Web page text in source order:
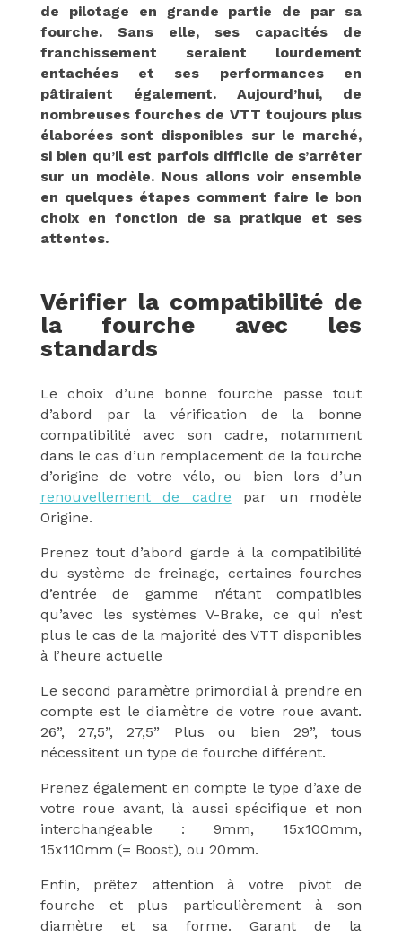
de pilotage en grande partie de par sa
fourche. Sans elle, ses capacités de
franchissement seraient lourdement
entachées et ses performances en
pâtiraient également.Aujourd’hui, de
nombreuses fourches de VTT toujours plus
élaborées sont disponibles sur le marché,
si bien qu’il est parfois difficile de s’arrêter
sur un modèle. Nous allons voir ensemble
en quelques étapes comment faire le bon
choix en fonction de sa pratique et ses
attentes.
Vérifier la compatibilité de
la fourche avec les
standards
Le choix d’une bonne fourche passe tout
d’abord par la vérification de la bonne
compatibilité avec son cadre, notamment
dans le cas d’un remplacement de la fourche
d’origine de votre vélo, ou bien lors d’un
renouvellement de cadre par un modèle
Origine.
Prenez tout d’abord garde à la compatibilité
du système de freinage, certaines fourches
d’entrée de gamme n’étant compatibles
qu’avec les systèmes V-Brake, ce qui n’est
plus le cas de la majorité des VTT disponibles
à l’heure actuelle
Le second paramètre primordial à prendre en
compte est le diamètre de votre roue avant.
26”, 27,5”, 27,5” Plus ou bien 29”, tous
nécessitent un type de fourche différent.
Prenez également en compte le type d’axe de
votre roue avant, là aussi spécifique et non
interchangeable : 9mm, 15x100mm,
15x110mm (= Boost), ou 20mm.
Enfin, prêtez attention à votre pivot de
fourche et plus particulièrement à son
diamètre et sa forme.Garant de la